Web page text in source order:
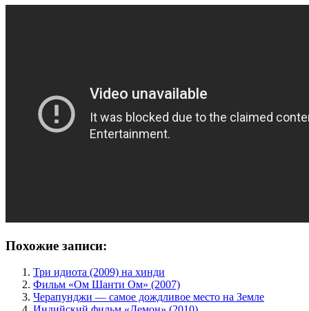
Похожие записи:
Три идиота (2009) на хинди
Фильм «Ом Шанти Ом» (2007)
Черапунджи — самое дождливое место на Земле